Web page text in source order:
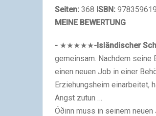
Seiten: 368 ISBN:
MEINE BEWERTUNG
- ★★★★★-Isländischer
gemeinsam. Nachdem seine
einen neuen Job in einer
Erziehungsheim einarbeitet,
Angst zutun …
Óðinn muss in seinem